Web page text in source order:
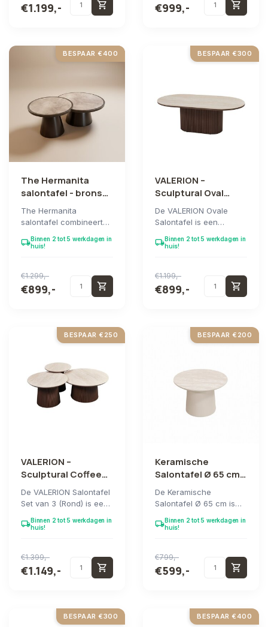
€1.199,- shopping_cart €999,- shopping_cart
BESPAAR €400
The Hermanita
salontafel - brons
met wit glasmarmer
The Hermanita
salontafel combineert
onderstel met een
local_shippingBinnen 2 tot 5 werkdagen in
huis!
€1.299,-
€899,- shopping_cart
BESPAAR €300
VALERION –
Sculptural Oval
Coffee Table
Ensemble
De VALERION Ovale
Salontafel is een
samenspel van vorm,
local_shippingBinnen 2 tot 5 werkdagen in
huis!
€1.199,-
€899,- shopping_cart
BESPAAR €250
VALERION –
Sculptural Coffee
Table Ensemble
De VALERION Salontafel
Set van 3 (Rond) is een
samenspel van vor...
local_shippingBinnen 2 tot 5 werkdagen in
huis!
€1.399,-
€1.149,- shopping_cart
BESPAAR €200
Keramische
Salontafel Ø 65 cm –
Sculpturaal &
Tijdloos Design
De Keramische
Salontafel Ø 65 cm is
van vorm, materiaal en...
local_shippingBinnen 2 tot 5 werkdagen in
huis!
€799,-
€599,- shopping_cart
BESPAAR €300 BESPAAR €400